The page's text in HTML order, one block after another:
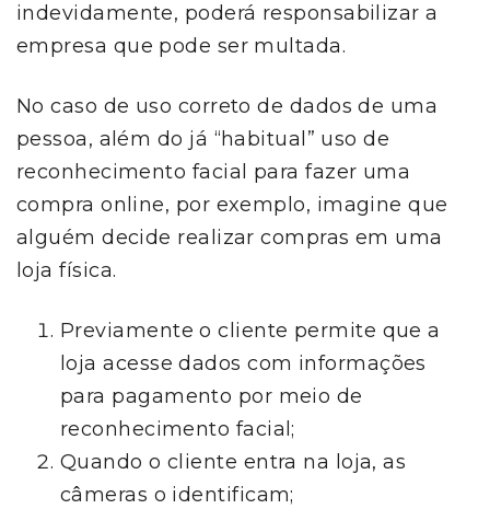
indevidamente, poderá responsabilizar a
empresa que pode ser multada.
No caso de uso correto de dados de uma
pessoa, além do já “habitual” uso de
reconhecimento facial para fazer uma
compra online, por exemplo, imagine que
alguém decide realizar compras em uma
loja física.
Previamente o cliente permite que a
loja acesse dados com informações
para pagamento por meio de
reconhecimento facial;
Quando o cliente entra na loja, as
câmeras o identificam;